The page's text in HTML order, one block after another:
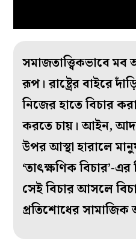
সমাজতাত্ত্বিকভাবে
রূপ। রাষ্ট্রের বাইরে
নিজের হাতে বিচার
করতে চায়। আইন,
উপর আস্থা হারালে
‘তাৎক্ষণিক বিচার’-
সেই বিচার আসলে
প্রতিশোধের সামাজিক